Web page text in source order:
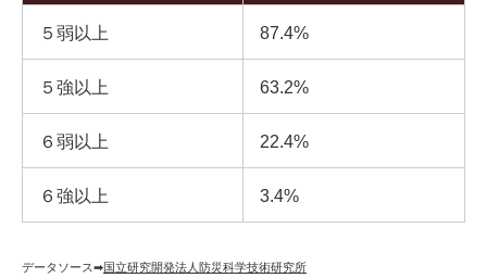
５弱以上 87.4%
５強以上 63.2%
６弱以上 22.4%
６強以上 3.4%
データソース➡︎国立研究開発法人防災科学技術研究所